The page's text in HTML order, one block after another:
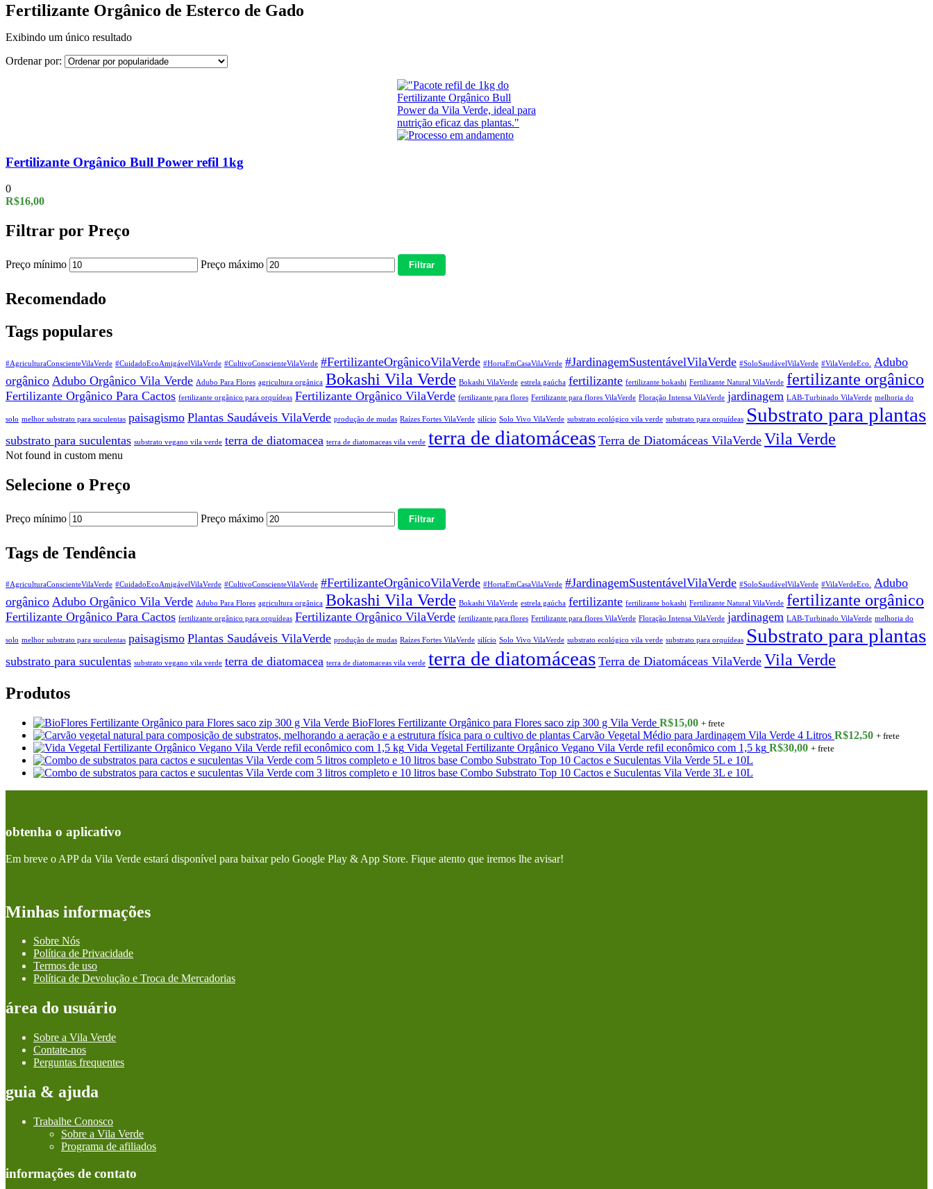
Fertilizante Orgânico de Esterco de Gado
Exibindo um único resultado
Ordenar por:
Fertilizante Orgânico Bull Power refil 1kg
0
R$16,00
Filtrar por Preço
Preço mínimo Preço máximo Filtrar
Recomendado
Tags populares
#AgriculturaConscienteVilaVerde #CuidadoEcoAmigávelVilaVerde #CultivoConscienteVilaVerde #FertilizanteOrgânicoVilaVerde #HortaEmCasaVilaVerde #JardinagemSustentávelVilaVerde #SoloSaudávelVilaVerde #VilaVerdeEco.
Adubo
orgânico Adubo Orgânico Vila Verde Adubo Para Flores agricultura orgânica Bokashi Vila Verde Bokashi VilaVerde estrela gaúcha fertilizante fertilizante bokashi Fertilizante Natural VilaVerde fertilizante orgânico
Fertilizante Orgânico Para Cactos fertilizante orgânico para orquídeas Fertilizante Orgânico VilaVerde fertilizante para flores Fertilizante para flores VilaVerde Floração Intensa VilaVerde jardinagem LAB-Turbinado VilaVerde melhoria do
solo melhor substrato para suculentas paisagismo Plantas Saudáveis VilaVerde produção de mudas Raízes Fortes VilaVerde silício Solo Vivo VilaVerde substrato ecológico vila verde substrato para orquídeas Substrato para plantas
substrato para suculentas substrato vegano vila verde terra de diatomacea terra de diatomaceas vila verde terra de diatomáceas Terra de Diatomáceas VilaVerde Vila Verde
Not found in custom menu
Selecione o Preço
Preço mínimo Preço máximo Filtrar
Tags de Tendência
#AgriculturaConscienteVilaVerde #CuidadoEcoAmigávelVilaVerde #CultivoConscienteVilaVerde #FertilizanteOrgânicoVilaVerde #HortaEmCasaVilaVerde #JardinagemSustentávelVilaVerde #SoloSaudávelVilaVerde #VilaVerdeEco. Adubo
orgânico Adubo Orgânico Vila Verde Adubo Para Flores agricultura orgânica Bokashi Vila Verde Bokashi VilaVerde estrela gaúcha fertilizante fertilizante bokashi Fertilizante Natural VilaVerde fertilizante orgânico
Fertilizante Orgânico Para Cactos fertilizante orgânico para orquídeas Fertilizante Orgânico VilaVerde fertilizante para flores Fertilizante para flores VilaVerde Floração Intensa VilaVerde jardinagem LAB-Turbinado VilaVerde melhoria do
solo melhor substrato para suculentas paisagismo Plantas Saudáveis VilaVerde produção de mudas Raízes Fortes VilaVerde silício Solo Vivo VilaVerde substrato ecológico vila verde substrato para orquídeas Substrato para plantas
substrato para suculentas substrato vegano vila verde terra de diatomacea terra de diatomaceas vila verde terra de diatomáceas Terra de Diatomáceas VilaVerde Vila Verde
Produtos
BioFlores Fertilizante Orgânico para Flores saco zip 300 g Vila Verde R$15,00 + frete
Carvão Vegetal Médio para Jardinagem Vila Verde 4 Litros R$12,50 + frete
Vida Vegetal Fertilizante Orgânico Vegano Vila Verde refil econômico com 1,5 kg R$30,00 + frete
Combo Substrato Top 10 Cactos e Suculentas Vila Verde 5L e 10L
Combo Substrato Top 10 Cactos e Suculentas Vila Verde 3L e 10L
obtenha o aplicativo
Em breve o APP da Vila Verde estará disponível para baixar pelo Google Play & App Store. Fique atento que iremos lhe avisar!
Minhas informações
Sobre Nós
Política de Privacidade
Termos de uso
Política de Devolução e Troca de Mercadorias
área do usuário
Sobre a Vila Verde
Contate-nos
Perguntas frequentes
guia & ajuda
Trabalhe Conosco
Sobre a Vila Verde
Programa de afiliados
informações de contato